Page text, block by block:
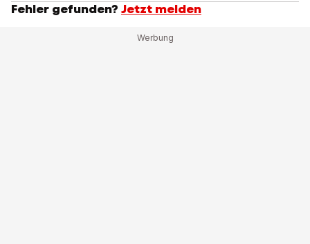
Fehler gefunden? Jetzt melden